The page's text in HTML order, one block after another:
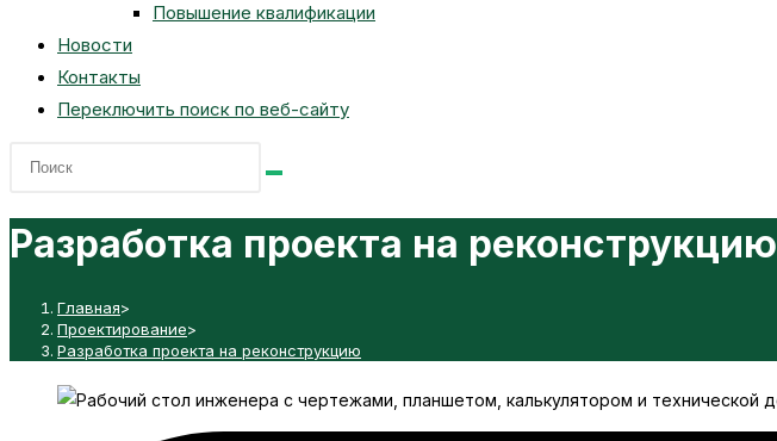
Повышение квалификации
Новости
Контакты
Переключить поиск по веб-сайту
Разработка проекта на реконструкцию
Главная>
Проектирование>
Разработка проекта на реконструкцию